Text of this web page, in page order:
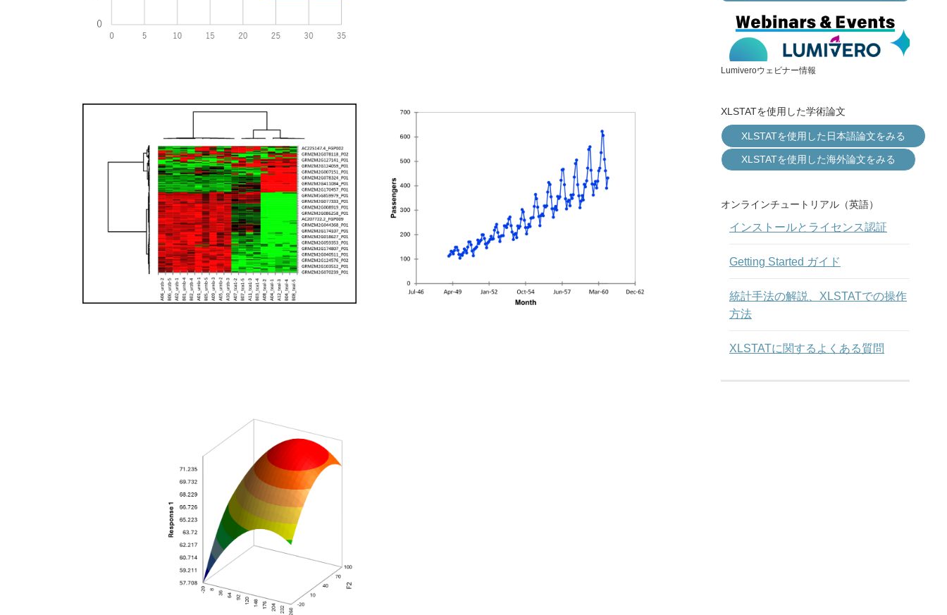
Lumiveroウェビナー情報
XLSTATを使用した学術論文
XLSTATを使用した日本語論文をみる
XLSTATを使用した海外論文をみる
オンラインチュートリアル（英語）
インストールとライセンス認証
Getting Started ガイド
統計手法の解説、XLSTATでの操作
方法
XLSTATに関するよくある質問